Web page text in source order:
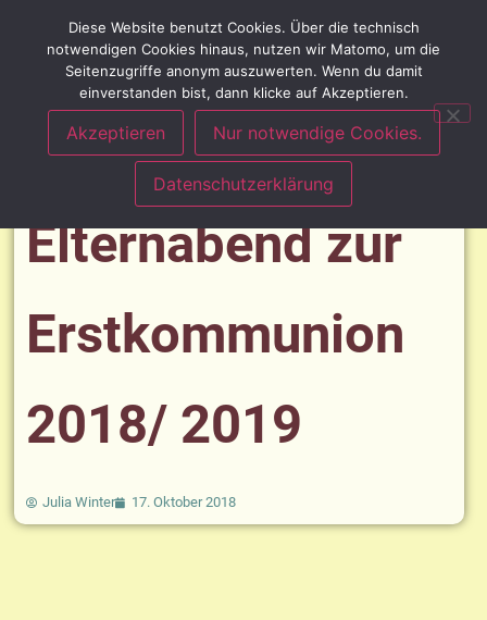
Elternabend zur
Erstkommunion
2018/ 2019
Julia Winter 17. Oktober 2018
Diese Website benutzt Cookies. Über die technisch
notwendigen Cookies hinaus, nutzen wir Matomo, um die
Seitenzugriffe anonym auszuwerten. Wenn du damit
einverstanden bist, dann klicke auf Akzeptieren.
Akzeptieren Nur notwendige Cookies.
Datenschutzerklärung